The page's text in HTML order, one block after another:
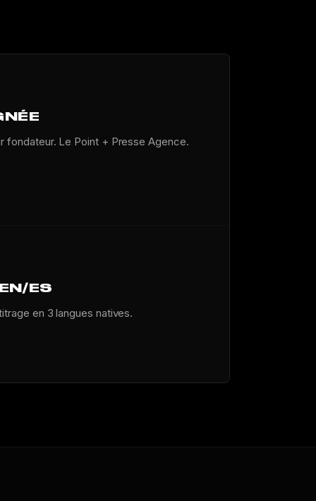
fondateur. Le Point + Presse Agence.
ES
en 3 langues natives.